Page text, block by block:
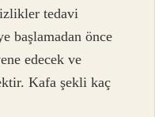
tedavi
başlamadan önce
edecek ve
Kafa şekli kaç